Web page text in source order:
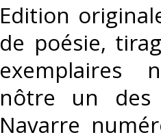
‎Edition
de poésie,
exemplaires
nôtre un
Navarre